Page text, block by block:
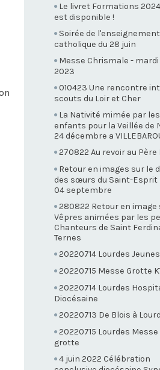
Le livret Formations
est disponible !
Soirée de l'enseignement
catholique du 28 juin
Messe Chrismale - mardi
2023
010423 Une rencontre
scouts du Loir et Cher
La Nativité mimée par les
enfants pour la Veillée de
24 décembre a
270822 Au revoir au Père
Retour en images sur le
des sœurs du Saint-Esprit
04 septembre
280822 Retour en image
Vêpres animées par les
Chanteurs de Saint
Ternes
20220714 Lourdes Jeunes
20220715 Messe Grotte
20220714 Lourdes
Diocésaine
20220713 De Blois à
20220715 Lourdes Messe
grotte
4 juin 2022 Célébration